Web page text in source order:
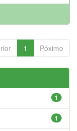
1 Póximo
1
1